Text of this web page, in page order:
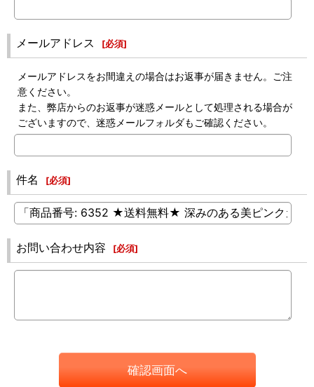
メールアドレス [必須]
メールアドレスをお間違えの場合はお返事が届きません。ご注
意ください。
また、弊店からのお返事が迷惑メールとして処理される場合が
ございますので、迷惑メールフォルダもご確認ください。
件名 [必須]
お問い合わせ内容 [必須]
確認画面へ